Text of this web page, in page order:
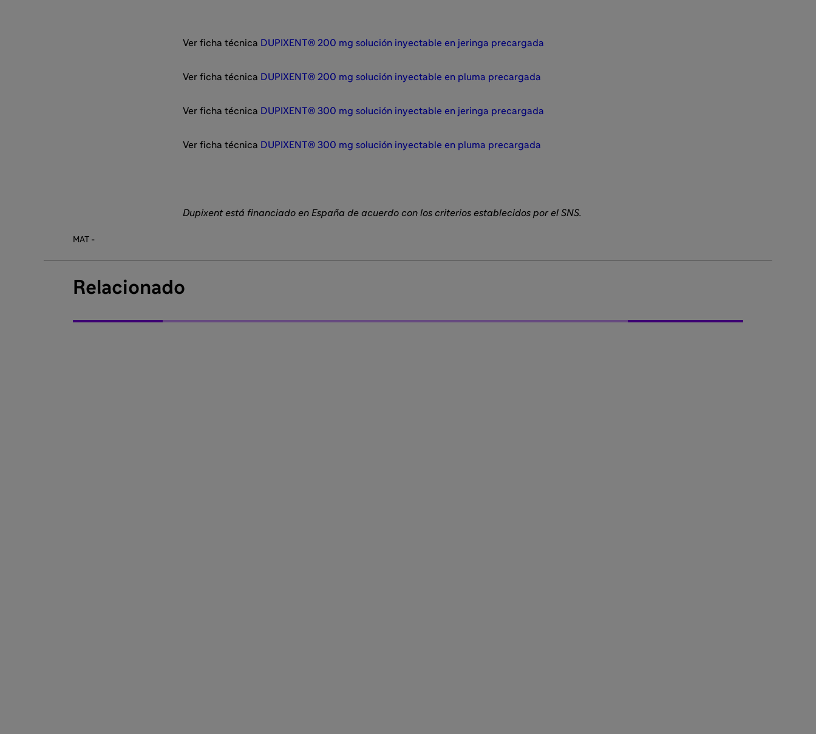
Ver ficha técnica DUPIXENT® 200 mg solución inyectable en jeringa precargada
Ver ficha técnica DUPIXENT® 200 mg solución inyectable en pluma precargada
Ver ficha técnica DUPIXENT® 300 mg solución inyectable en jeringa precargada
Ver ficha técnica DUPIXENT® 300 mg solución inyectable en pluma precargada
Dupixent está financiado en España de acuerdo con los criterios establecidos por el SNS.
MAT -
Relacionado